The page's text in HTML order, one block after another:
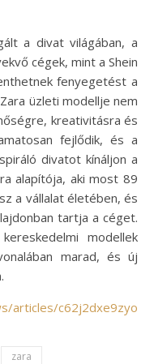
a divat világában, a
cégek, mint a Shein
fenyegetést a
üzleti modellje nem
kreativitásra és
fejlődik, és a
divatot kínáljon a
alapítója, aki most 89
a vállalat életében, és
tartja a céget.
modellek
marad, és új
articles/c62j2dxe9zyo
zara